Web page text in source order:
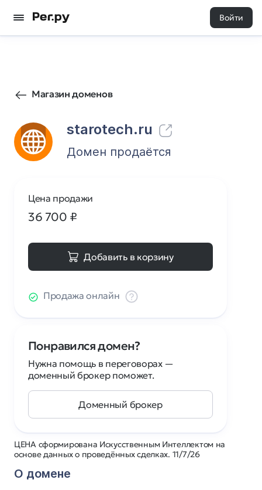
Войти
Магазин доменов
starotech.ru
27 0
Домен продаётся
ЦЕНА сформирована Искусственным Интеллектом на
основе данных о проведённых сделках. 11/7/26
О домене
Цена продажи
36 700 ₽
Добавить в корзину
Продажа онлайн
Понравился домен?
Нужна помощь в переговорах —
доменный брокер поможет.
Доменный брокер